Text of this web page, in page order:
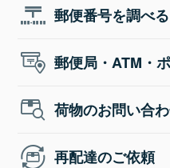
郵便番号を調べる
郵便局・ATM・
荷物のお問い合
再配達のご依頼